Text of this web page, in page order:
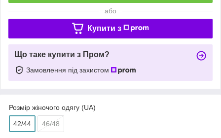
або
Купити з
Що таке купити з Пром?
Замовлення під захистом
Розмір жіночого одягу (UA)
42/44 46/48